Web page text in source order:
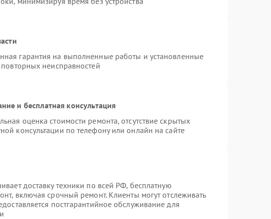
гарантия на выполненные работы и установленные
неисправностей
и бесплатная консультация
оценка стоимости ремонта, отсутствие скрытых
консультации по телефону или онлайн на сайте
доставку техники по всей РФ, бесплатную
включая срочный ремонт. Клиенты могут отслеживать
постгарантийное обслуживание для